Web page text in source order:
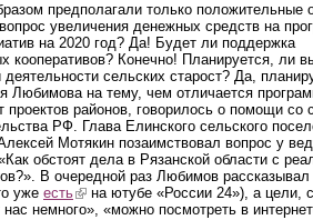
предполагали только положительные
увеличения денежных средств на
на 2020 год? Да! Будет ли поддержка
кооперативов? Конечно! Планируется, ли
деятельности сельских старост? Да,
Любимова на тему, чем отличается
проектов районов, говорилось о помощи со
РФ. Глава Елинского сельского
Мотякин позаимствовал вопрос у
обстоят дела в Рязанской области с
В очередной раз Любимов рассказывал
уже есть(link is external)
на ютубе «России 24»), а цели,
немного», «можно посмотреть в